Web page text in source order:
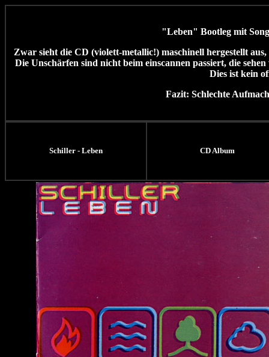
"Leben" Bootleg mit
Zwar sieht die CD (violett-metallic!) maschinell hergestellt
Die Unschärfen sind nicht beim einscannen passiert, die
Dies ist kein
Fazit: Schlechte
Schiller - Leben CD Album